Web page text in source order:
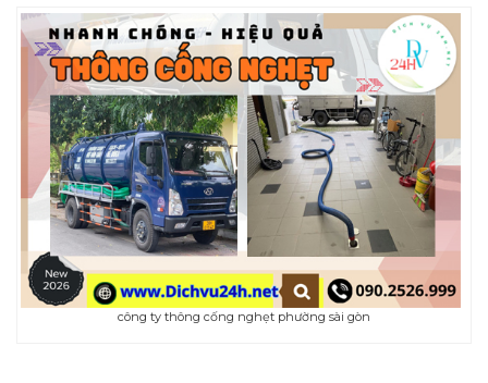
công ty thông cống nghẹt phường sài gòn